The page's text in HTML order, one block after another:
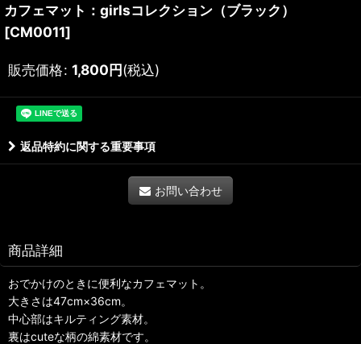
カフェマット：girlsコレクション（ブラック）
[CM0011]
販売価格: 1,800円(税込)
返品特約に関する重要事項
お問い合わせ
商品詳細
おでかけのときに便利なカフェマット。
大きさは47cm×36cm。
中心部はキルティング素材。
裏はcuteな柄の綿素材です。